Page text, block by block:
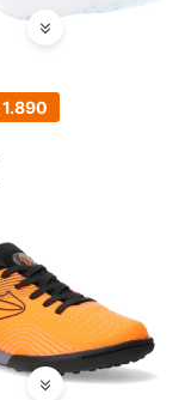
1.890